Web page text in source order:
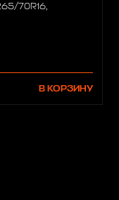
70R16,
В КОРЗИНУ